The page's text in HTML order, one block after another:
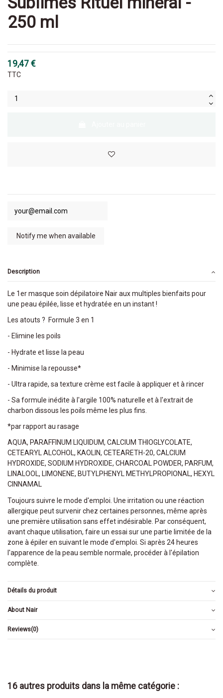
250 ml
19,47 €
TTC
Description
Le 1er masque soin dépilatoire Nair aux multiples bienfaits pour
une peau épilée, lisse et hydratée en un instant !
Les atouts ? Formule 3 en 1
- Elimine les poils
- Hydrate et lisse la peau
- Minimise la repousse*
- Ultra rapide, sa texture crème est facile à appliquer et à rincer
- Sa formule inédite à l'argile 100% naturelle et à l'extrait de
charbon dissous les poils même les plus fins.
*par rapport au rasage
AQUA, PARAFFINUM LIQUIDUM, CALCIUM THIOGLYCOLATE,
CETEARYL ALCOHOL, KAOLIN, CETEARETH-20, CALCIUM
HYDROXIDE, SODIUM HYDROXIDE, CHARCOAL POWDER, PARFUM,
LINALOOL, LIMONENE, BUTYLPHENYL METHYLPROPIONAL, HEXYL
CINNAMAL
Toujours suivre le mode d'emploi. Une irritation ou une réaction
allergique peut survenir chez certaines personnes, même après
une première utilisation sans effet indésirable. Par conséquent,
avant chaque utilisation, faire un essai sur une partie limitée de la
zone à épiler en suivant le mode d'emploi. Si après 24 heures
l'apparence de la peau semble normale, procéder à l'épilation
complète.
Détails du produit
About Nair
Reviews(0)
16 autres produits dans la même catégorie :